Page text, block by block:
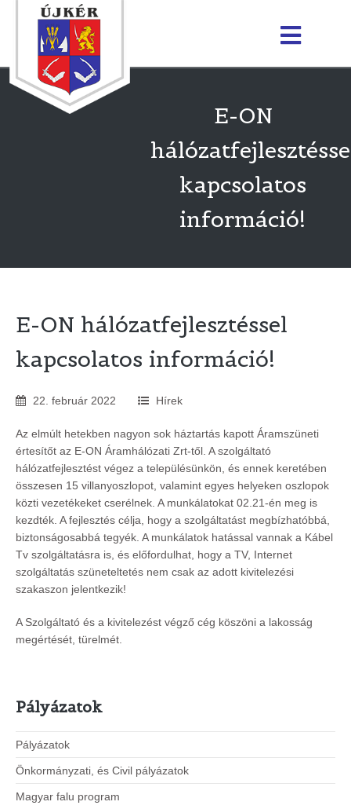
E-ON
kapcsolatos
információ!
E-ON hálózatfejlesztéssel
kapcsolatos információ!
22 február 2022 Hírek
Az elmúlt hetekben nagyon sok háztartás kapott Áramszüneti
értesítőt az E-ON Áramhálózati Zrt-től. A szolgáltató
hálózatfejlesztést végez a településünkön, és ennek keretében
összesen 15 villanyoszlopot, valamint egyes helyeken oszlopok
közti vezetékeket cserélnek. A munkálatokat 02.21-én meg is
kezdték. A fejlesztés célja, hogy a szolgáltatást megbízhatóbbá,
biztonságosabbá tegyék. A munkálatok hatással vannak a Kábel
Tv szolgáltatásra is, és előfordulhat, hogy a TV, Internet
szolgáltatás szüneteltetés nem csak az adott kivitelezési
szakaszon jelentkezik!
A Szolgáltató és a kivitelezést végző cég köszöni a lakosság
megértését, türelmét.
Pályázatok
Pályázatok
Önkormányzati, és Civil pályázatok
Magyar falu program